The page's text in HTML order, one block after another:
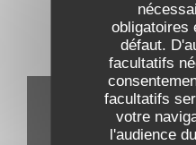
obligatoires
défaut.
facultatifs
facultatifs
votre
l'audience
Visite